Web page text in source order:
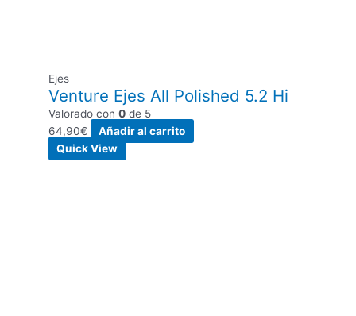
Ejes
Venture Ejes All Polished 5.2 Hi
Valorado con0 de 5
64,90€
Añadir al carrito
Quick View